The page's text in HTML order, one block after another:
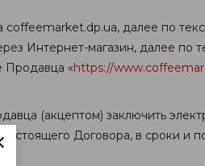
далее по
Интернет-магазин, далее по
Продавца «https://
(акцептом) заключить
Договора, в сроки и